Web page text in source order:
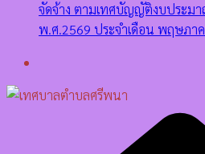
จัดจ้าง ตามเทศบัญญัติงบประม
พ.ศ.2569 ประจำเดือน พฤษภา